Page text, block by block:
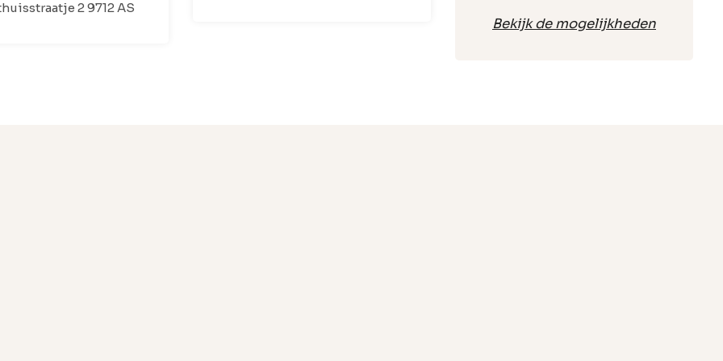
2 9712 AS
Bekijk de mogelijkheden